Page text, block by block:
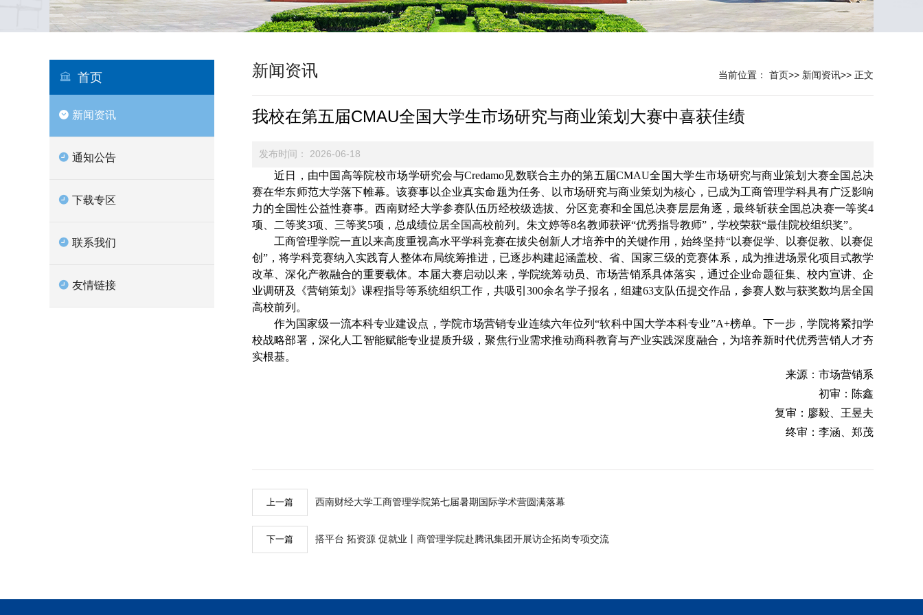
首页
新闻资讯
通知公告
下载专区
联系我们
友情链接
新闻资讯 当前位置： 首页>> 新闻资讯>> 正文
我校在第五届CMAU全国大学生市场研究与商业策划大赛中喜获佳绩
发布时间： 2026-06-18
近日，由中国高等院校市场学研究会与Credamo见数联合主办的第五届CMAU全国大学生市场研究与商业策划大赛全国总决
赛在华东师范大学落下帷幕。该赛事以企业真实命题为任务、以市场研究与商业策划为核心，已成为工商管理学科具有广泛影响
力的全国性公益性赛事。西南财经大学参赛队伍历经校级选拔、分区竞赛和全国总决赛层层角逐，最终斩获全国总决赛一等奖4
项、二等奖3项、三等奖5项，总成绩位居全国高校前列。朱文婷等8名教师获评“优秀指导教师”，学校荣获“最佳院校组织奖”。
工商管理学院一直以来高度重视高水平学科竞赛在拔尖创新人才培养中的关键作用，始终坚持“以赛促学、以赛促教、以赛促
创”，将学科竞赛纳入实践育人整体布局统筹推进，已逐步构建起涵盖校、省、国家三级的竞赛体系，成为推进场景化项目式教学
改革、深化产教融合的重要载体。本届大赛启动以来，学院统筹动员、市场营销系具体落实，通过企业命题征集、校内宣讲、企
业调研及《营销策划》课程指导等系统组织工作，共吸引300余名学子报名，组建63支队伍提交作品，参赛人数与获奖数均居全国
高校前列。
作为国家级一流本科专业建设点，学院市场营销专业连续六年位列“软科中国大学本科专业”A+榜单。下一步，学院将紧扣学
校战略部署，深化人工智能赋能专业提质升级，聚焦行业需求推动商科教育与产业实践深度融合，为培养新时代优秀营销人才夯
实根基。
来源：市场营销系
初审：陈鑫
复审：廖毅、王昱夫
终审：李涵、郑茂
上一篇 西南财经大学工商管理学院第七届暑期国际学术营圆满落幕
下一篇 搭平台 拓资源 促就业丨商管理学院赴腾讯集团‌开展访企拓岗专项交流